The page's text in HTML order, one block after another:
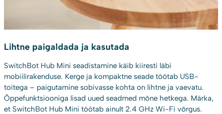
Lihtne paigaldada ja kasutada
SwitchBot Hub Mini seadistamine käib kiiresti läbi
mobiilirakenduse. Kerge ja kompaktne seade töötab USB-
toitega – paigutamine sobivasse kohta on lihtne ja vaevatu.
Õppefunktsiooniga lisad uued seadmed mõne hetkega. Märka,
et SwitchBot Hub Mini töötab ainult 2.4 GHz Wi-Fi võrgus.